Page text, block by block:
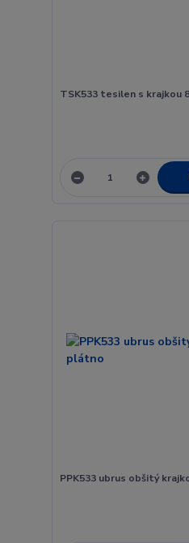
TSK533 tesilen s krajkou
PPK533 ubrus obšitý